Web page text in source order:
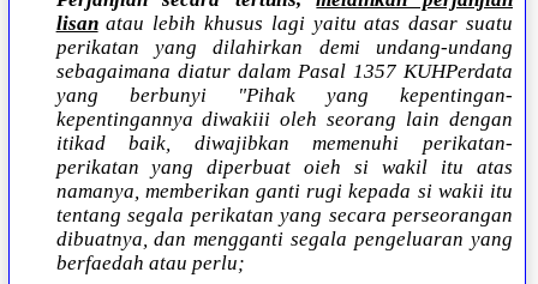
lisanatau lebih khusus lagi yaitu atas dasar suatu
perikatan yang dilahirkan demi undang-undang
sebagaimana diatur dalam Pasal 1357 KUHPerdata
yang berbunyi "Pihak yang kepentingan-
kepentingannya diwakiii oleh seorang lain dengan
itikad baik, diwajibkan memenuhi perikatan-
perikatan yang diperbuat oieh si wakil itu atas
namanya, memberikan ganti rugi kepada si wakii itu
tentang segala perikatan yang secara perseorangan
dibuatnya, dan mengganti segala pengeluaran yang
berfaedah atau perlu;